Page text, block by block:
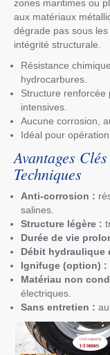
zones maritimes ou
aux matériaux
dégrade pas sous
intégrité structurale.
Résistance
hydrocarbures.
Structure renforcée
intensives.
Aucune corrosion,
Idéal pour
Avantages
Techniques
Anti-corrosion :
salines.
Structure légère :
Durée de vie
Débit hydraulique
Ignifuge (option) :
Matériau non
électriques.
Sans entretien :